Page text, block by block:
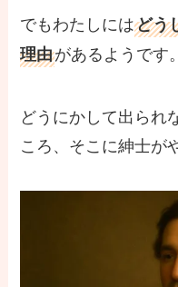
でもわたしにはどう
理由があるようです。
どうにかして出られ
ころ、そこに紳士が